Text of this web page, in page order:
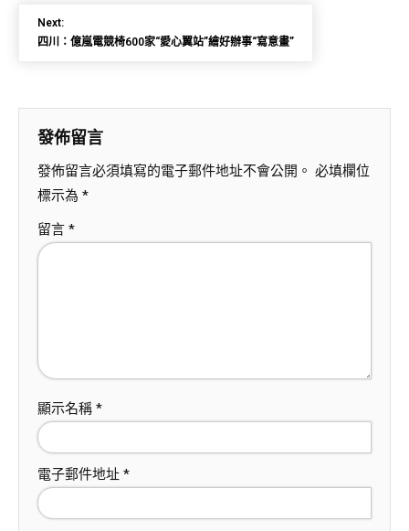
Next:
四川：億嵐電競椅600家“愛心翼站”繪好辦事“寫意畫”
發佈留言
發佈留言必須填寫的電子郵件地址不會公開。 必填欄位
標示為 *
留言 *
顯示名稱 *
電子郵件地址 *